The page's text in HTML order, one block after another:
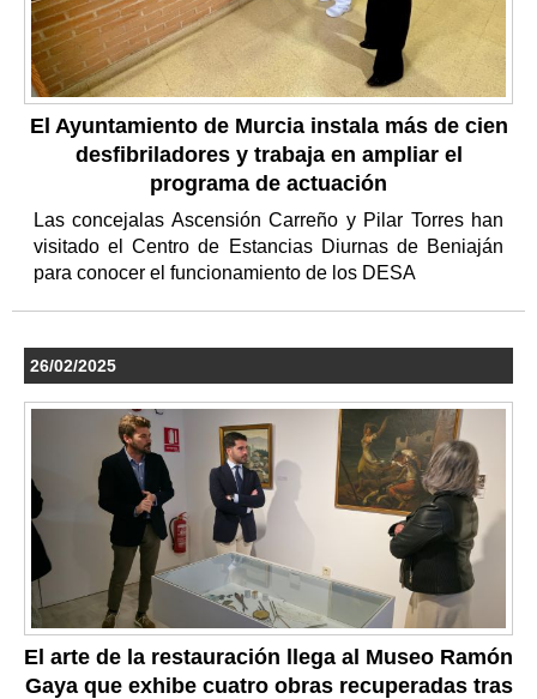
El Ayuntamiento de Murcia instala más de cien
desfibriladores y trabaja en ampliar el
programa de actuación
Las concejalas Ascensión Carreño y Pilar Torres han
visitado el Centro de Estancias Diurnas de Beniaján
para conocer el funcionamiento de los DESA
26/02/2025
El arte de la restauración llega al Museo Ramón
Gaya que exhibe cuatro obras recuperadas tras